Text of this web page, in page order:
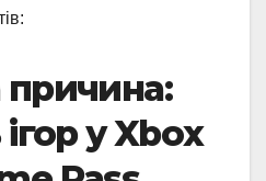
ігор у Xbox